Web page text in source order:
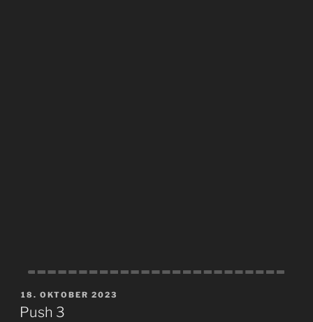
VERÖFFENTLICHT
AM
18. OKTOBER 2023
Push 3